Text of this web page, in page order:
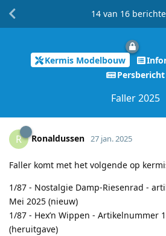
Kermis Modelbouw
Persbericht
Faller 2025
14 van 16
R Ronaldussen 27 jan. 2025
Faller komt met het volgende op
1/87 - Nostalgie Damp-Riesenrad -
Mei 2025 (nieuw)
1/87 - Hex’n Wippen - Artikelnummer
(heruitgave)